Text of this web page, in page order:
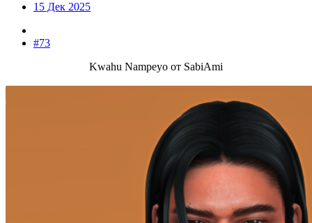
15 Дек 2025
#73
Kwahu Nampeyo от SabiAmi